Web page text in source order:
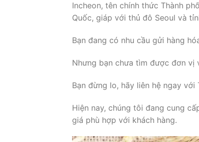
Incheon, tên chính thức Thành
Quốc, giáp với thủ đô Seoul và
Bạn đang có nhu cầu gửi hàng
Nhưng bạn chưa tìm được đơn vị
Bạn đừng lo, hãy liên hệ ngay
Hiện nay, chúng tôi đang cung
giá phù hợp với khách hàng.